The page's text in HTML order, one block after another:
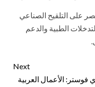
على التلقيح الصناعي
الطبية والدعم
Next
فوستر: الأعمال العربية